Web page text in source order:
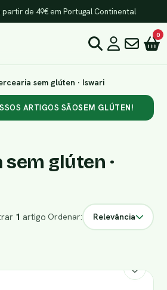
partir de 49€ em Portugal Continental
0
sem glúten · Iswari
ARTIGOS SÃOSEM GLÚTEN!
glúten ·
1 artigo Ordenar: Relevância